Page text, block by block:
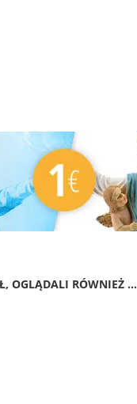
OGLĄDALI RÓWNIEŻ ...